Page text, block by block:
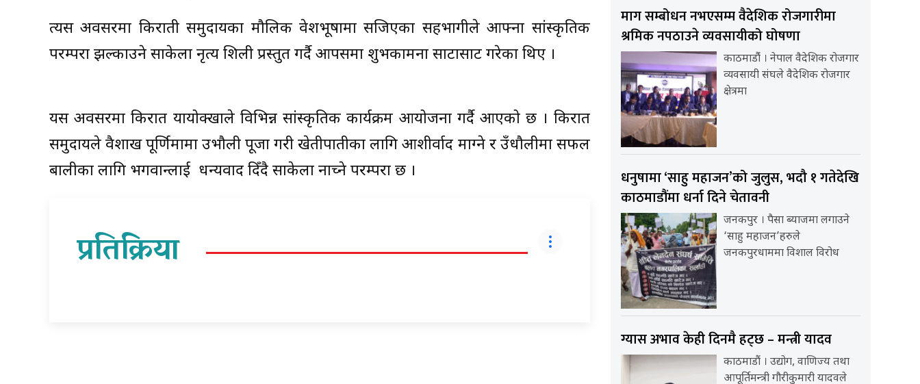
त्यस अवसरमा किराती समुदायका मौलिक वेशभूषामा सजिएका सहभागीले आफ्ना सांस्कृतिक
परम्परा झल्काउने साकेला नृत्य शिली प्रस्तुत गर्दै आपसमा शुभकामना साटासाट गरेका थिए ।
यस अवसरमा किरात यायोक्खाले विभिन्न सांस्कृतिक कार्यक्रम आयोजना गर्दै आएको छ । किरात
समुदायले वैशाख पूर्णिमामा उभौली पूजा गरी खेतीपातीका लागि आशीर्वाद माग्ने र उँधौलीमा सफल
बालीका लागि भगवान्लाई धन्यवाद दिँदै साकेला नाच्ने परम्परा छ ।
प्रतिक्रिया
माग सम्बोधन नभएसम्म वैदेशिक रोजगारीमा
श्रमिक नपठाउने व्यवसायीको घोषणा
काठमाडौंं । नेपाल वैदेशिक रोजगार
व्यवसायी संघले वैदेशिक रोजगार
क्षेत्रमा
धनुषामा ‘साहु महाजन’को जुलुस, भदौ १ गतेदेखि
काठमाडौंमा धर्ना दिने चेतावनी
जनकपुर । पैसा ब्याजमा लगाउने
‘साहु महाजन’हरुले
जनकपुरधाममा विशाल विरोध
ग्यास अभाव केही दिनमै हट्छ – मन्त्री यादव
काठमाडौं । उद्योग, वाणिज्य तथा
आपूर्तिमन्त्री गौरीकुमारी यादवले